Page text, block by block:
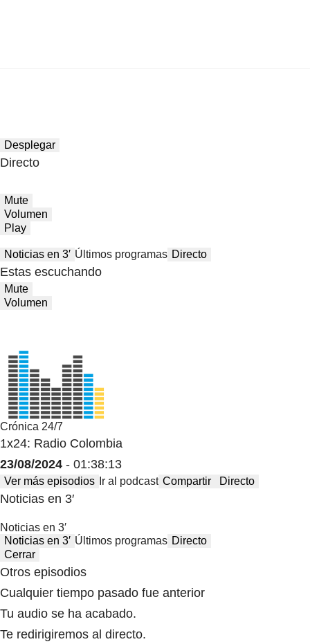
Desplegar
Directo
Mute
Volumen
Play
Noticias en 3′ Últimos programas Directo
Estas escuchando
Mute
Volumen
Crónica 24/7
1x24: Radio Colombia
23/08/2024 - 01:38:13
Ver más episodios Ir al podcast Compartir Directo
Noticias en 3′
Noticias en 3′
Noticias en 3′ Últimos programas Directo
Cerrar
Otros episodios
Cualquier tiempo pasado fue anterior
Tu audio se ha acabado.
Te redirigiremos al directo.